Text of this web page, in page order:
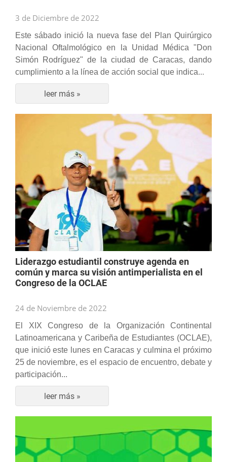
3 de Diciembre de 2022
Este sábado inició la nueva fase del Plan Quirúrgico
Nacional Oftalmológico en la Unidad Médica "Don
Simón Rodríguez" de la ciudad de Caracas, dando
cumplimiento a la línea de acción social que indica...
leer más »
Liderazgo estudiantil construye agenda en
común y marca su visión antimperialista en el
Congreso de la OCLAE
24 de Noviembre de 2022
El XIX Congreso de la Organización Continental
Latinoamericana y Caribeña de Estudiantes (OCLAE),
que inició este lunes en Caracas y culmina el próximo
25 de noviembre, es el espacio de encuentro, debate y
participación...
leer más »